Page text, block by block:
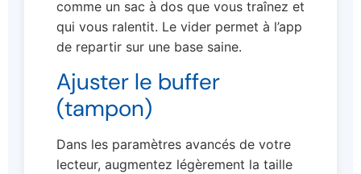
comme un sac à dos que vous traînez et
qui vous ralentit. Le vider permet à l’app
de repartir sur une base saine.
Ajuster le buffer
(tampon)
Dans les paramètres avancés de votre
lecteur, augmentez légèrement la taille